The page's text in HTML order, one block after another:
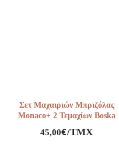
Σετ Μαχαιριών Μπριζόλας
Monaco+ 2 Τεμαχίων Boska
45,00€/ΤΜΧ